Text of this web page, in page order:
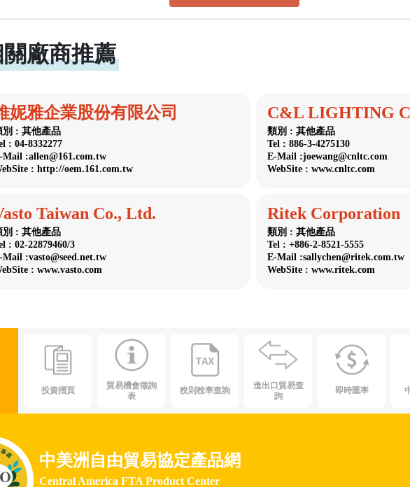
廠商推薦
妮雅企業股份有限公司
別 : 其他產品
: 04-8332277
Mail :allen@161.com.tw
: http://oem.161.com.tw
C&L LIGHTING
類別 : 其他產品
Tel : 886-3-4275130
E-Mail :joewang@cnltc.com
WebSite : www.cnltc.com
Taiwan Co., Ltd.
別 : 其他產品
: 02-22879460/3
Mail :vasto@seed.net.tw
: www.vasto.com
Ritek Corporation
類別 : 其他產品
Tel : +886-2-8521-5555
E-Mail :sallychen@ritek.com.tw
WebSite : www.ritek.com
投資摺頁
貿易機會徵詢
表
稅則稅率查詢
進出口貿易查
詢
即時匯率
中美洲自由貿易協定產品網
Central America FTA Product Center